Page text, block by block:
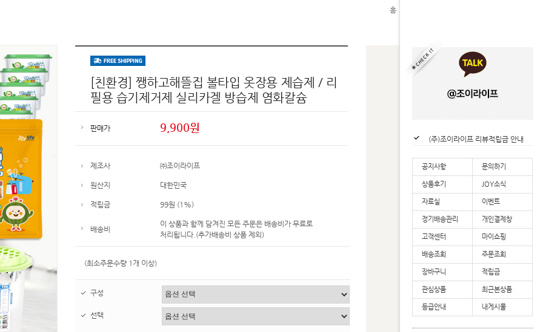
홈
[친환경] 쨍하고해뜰집 볼타입 옷장용 제습제 / 리
필용 습기제거제 실리카겔 방습제 염화칼슘
판매가 9,900원
제조사 ㈜조이라이프
원산지 대한민국
적립금 99원 (1%)
배송비
이 상품과 함께 담겨진 모든 주문은 배송비가 무료로
처리됩니다.(추가배송비 상품 제외)
(최소주문수량 1개 이상)
구성
선택
(주)조이라이프 배송공지
(주)조이라이프 리뷰적립금 안내
공지사항
문의하기
상품후기 JOY소식
자료실 이벤트
정기배송관리 개인결제창
고객센터 마이쇼핑
배송조회 주문조회
장바구니 적립금
관심상품 최근본상품
등급안내 내게시물